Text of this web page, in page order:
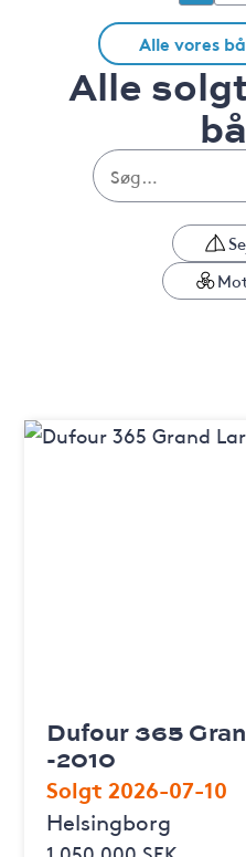
Alle vores
Alle
Dufour 365
-2010
Solgt 2026-07-10
Helsingborg